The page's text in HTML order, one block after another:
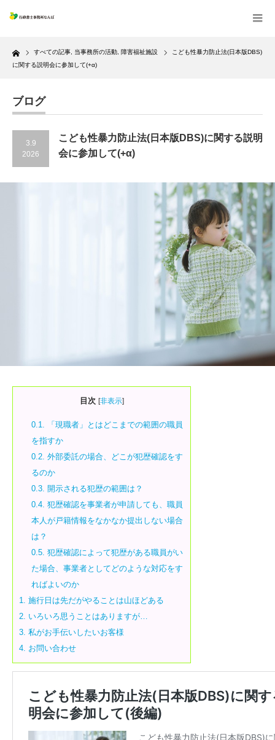
Home すべての記事 当事務所の活動 障害福祉施設
こども性暴力防止法(日本版DBS)
に関する説明会に参加して(+α)
ブログ
3.9
2026
こども性暴力防止法(日本版DBS)に関する説明
会に参加して(+α)
目次 [非表示]
0.1. 「現職者」とはどこまでの範囲の職員
を指すか
0.2. 外部委託の場合、どこが犯歴確認をす
るのか
0.3. 開示される犯歴の範囲は？
0.4. 犯歴確認を事業者が申請しても、職員
本人が戸籍情報をなかなか提出しない場合
は？
0.5. 犯歴確認によって犯歴がある職員がい
た場合、事業者としてどのような対応をす
ればよいのか
1. 施行日は先だがやることは山ほどある
2. いろいろ思うことはありますが…
3. 私がお手伝いしたいお客様
4. お問い合わせ